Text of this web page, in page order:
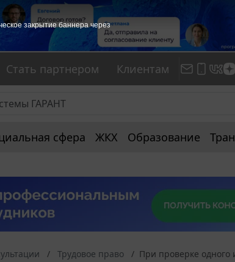
Стать партнером Клиентам
сфера ЖКХ Образование
Трудовое право
При проверке одного
закрытие баннера через